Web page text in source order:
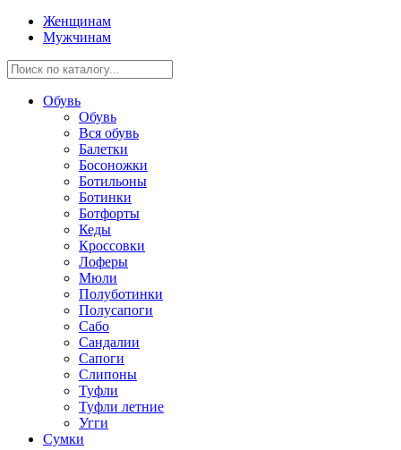
Женщинам
Мужчинам
Обувь
Обувь
Вся обувь
Балетки
Босоножки
Ботильоны
Ботинки
Ботфорты
Кеды
Кроссовки
Лоферы
Мюли
Полуботинки
Полусапоги
Сабо
Сандалии
Сапоги
Слипоны
Туфли
Туфли летние
Угги
Сумки